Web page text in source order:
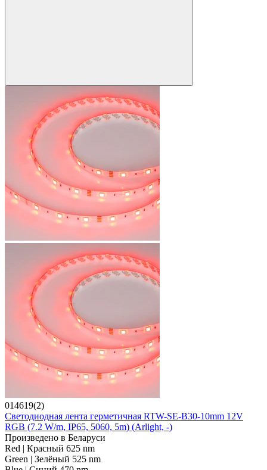
014619(2)
Светодиодная лента герметичная RTW-SE-B30-10mm 12V
RGB (7.2 W/m, IP65, 5060, 5m) (Arlight, -)
Произведено в Беларуси
Red | Красный 625 nm
Green | Зелёный 525 nm